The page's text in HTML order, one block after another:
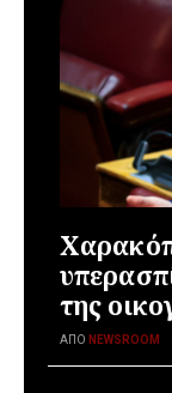
της
ΑΠΌ NEWSROOM